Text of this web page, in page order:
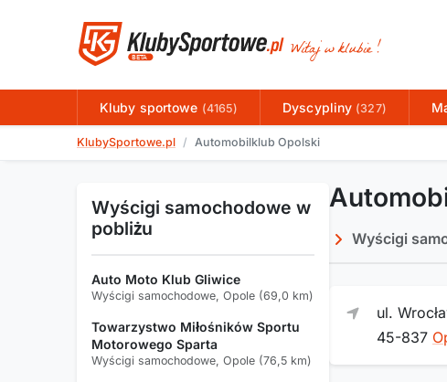
Kluby sportowe (4165) Dyscypliny (327)
KlubySportowe.pl Automobilklub Opolski
Wyścigi
ul.
45-837
Wyścigi samochodowe w
pobliżu
Auto Moto Klub Gliwice
Wyścigi samochodowe, Opole (69,0 km)
Towarzystwo Miłośników Sportu
Motorowego Sparta
Wyścigi samochodowe, Opole (76,5 km)